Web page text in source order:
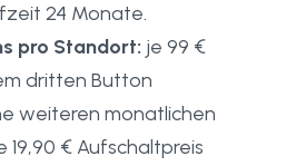
24 Monate.
pro Standort: je 99 €
dritten Button
weiteren monatlichen
19,90 € Aufschaltpreis